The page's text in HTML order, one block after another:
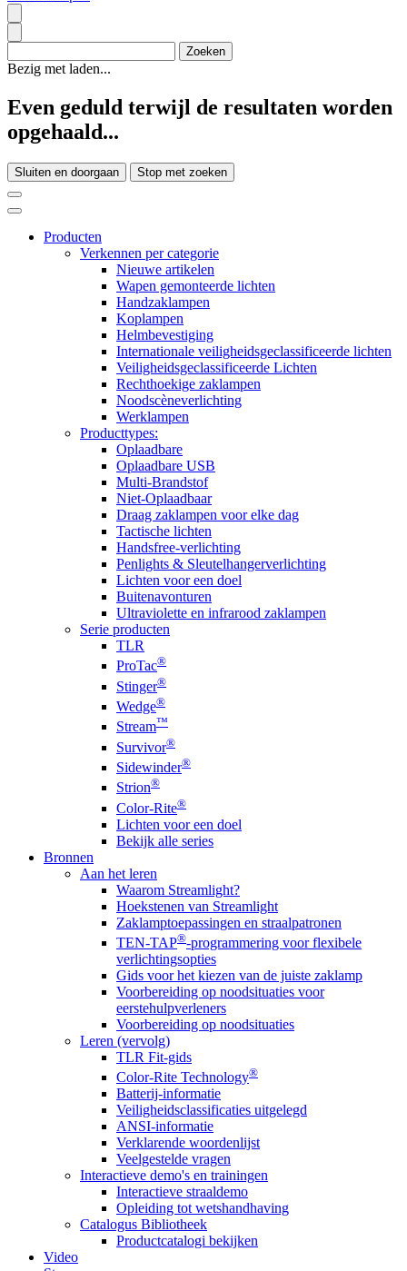
Bezig met laden...
Even geduld terwijl de resultaten worden
opgehaald...
Sluiten en doorgaan Stop met zoeken
Producten
Verkennen per categorie
Nieuwe artikelen
Wapen gemonteerde lichten
Handzaklampen
Koplampen
Helmbevestiging
Internationale veiligheidsgeclassificeerde lichten
Veiligheidsgeclassificeerde Lichten
Rechthoekige zaklampen
Noodscèneverlichting
Werklampen
Producttypes:
Oplaadbare
Oplaadbare USB
Multi-Brandstof
Niet-Oplaadbaar
Draag zaklampen voor elke dag
Tactische lichten
Handsfree-verlichting
Penlights & Sleutelhangerverlichting
Lichten voor een doel
Buitenavonturen
Ultraviolette en infrarood zaklampen
Serie producten
TLR
ProTac®
Stinger®
Wedge®
Stream™
Survivor®
Sidewinder®
Strion®
Color-Rite®
Lichten voor een doel
Bekijk alle series
Bronnen
Aan het leren
Waarom Streamlight?
Hoekstenen van Streamlight
Zaklamptoepassingen en straalpatronen
TEN-TAP®-programmering voor flexibele
verlichtingsopties
Gids voor het kiezen van de juiste zaklamp
Voorbereiding op noodsituaties voor
eerstehulpverleners
Voorbereiding op noodsituaties
Leren (vervolg)
TLR Fit-gids
Color-Rite Technology®
Batterij-informatie
Veiligheidsclassificaties uitgelegd
ANSI-informatie
Verklarende woordenlijst
Veelgestelde vragen
Interactieve demo's en trainingen
Interactieve straaldemo
Opleiding tot wetshandhaving
Catalogus Bibliotheek
Productcatalogi bekijken
Video